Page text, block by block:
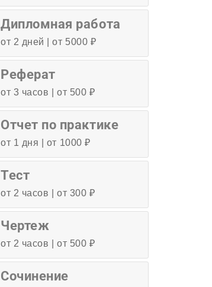
Дипломная работа
от 2 дней | от 5000 ₽
Реферат
от 3 часов | от 500 ₽
Отчет по практике
от 1 дня | от 1000 ₽
Тест
от 2 часов | от 300 ₽
Чертеж
от 2 часов | от 500 ₽
Сочинение